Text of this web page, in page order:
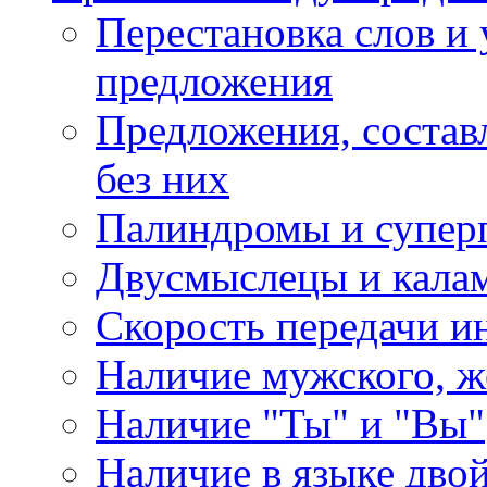
Перестановка слов
предложения
Предложения,
без них
Палиндромы и
Двусмыслецы и
Скорость передачи
Наличие мужского,
Наличие "Ты" и "Вы"
Наличие в языке